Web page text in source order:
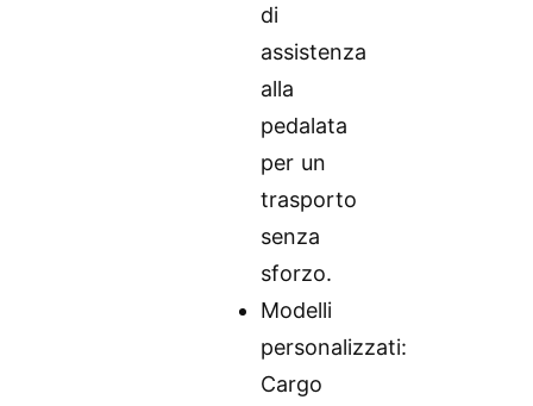
di
assistenza
alla
pedalata
per un
trasporto
senza
sforzo.
Modelli
personalizzati:
Cargo